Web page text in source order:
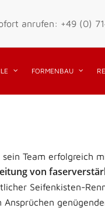
anrufen: +49 (0)
FORMENBAU
Team
von
Seifenkisten-